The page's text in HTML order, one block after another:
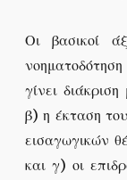
Οι βασικοί
γίνει
β) η έκταση
εισαγωγικών
και γ) οι